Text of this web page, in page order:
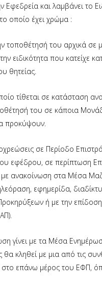
Εφεδρεία και λαμβάνει το
οποίο έχει χρώμα :
τοποθέτησή του αρχικά σε
ειδικότητα που κατείχε
θητείας.
τίθεται σε κατάσταση
του σε κάποια
προκύψουν.
σε Περίοδο
εφέδρου, σε περίπτωση
με ανακοίνωση στα Μέσα
εφημερίδα,
ή με την
γίνει με τα Μέσα
κληθεί με μια από τις
επάνω μέρος του ΕΦΠ,